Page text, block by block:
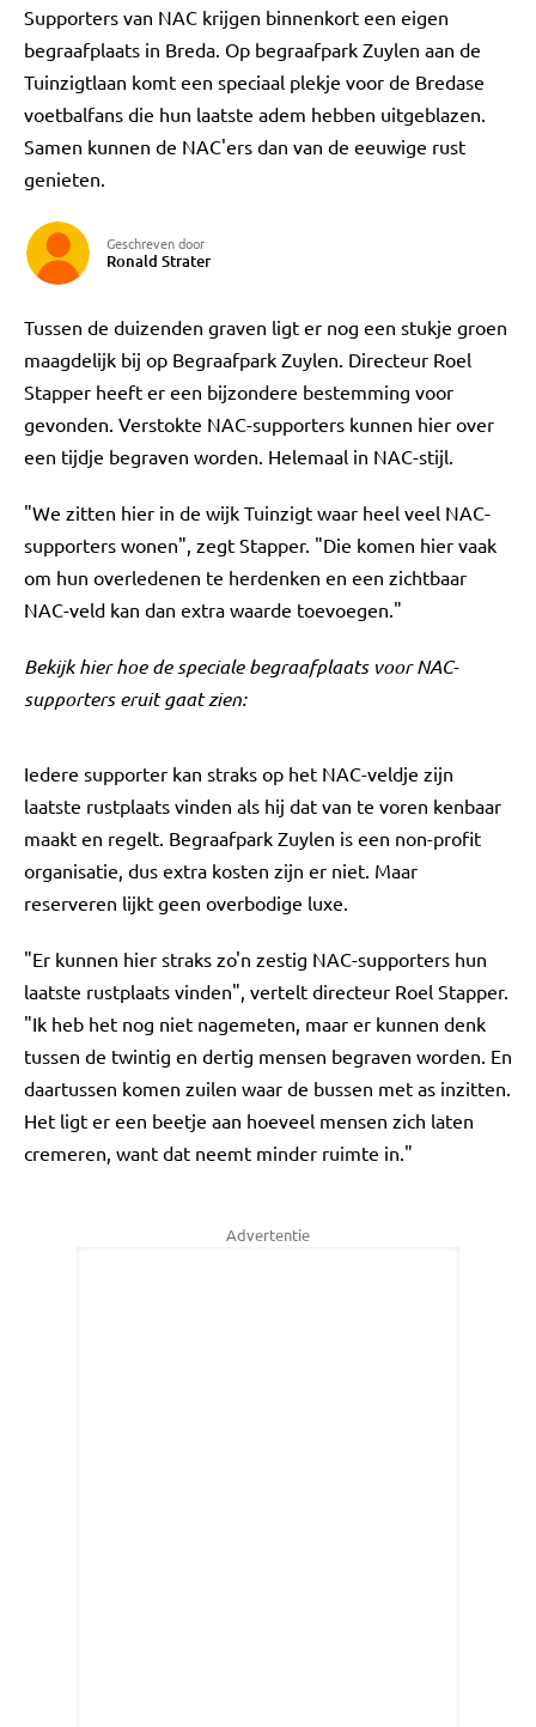
Supporters van NAC krijgen binnenkort een eigen
begraafplaats in Breda. Op begraafpark Zuylen aan de
Tuinzigtlaan komt een speciaal plekje voor de Bredase
voetbalfans die hun laatste adem hebben uitgeblazen.
Samen kunnen de NAC'ers dan van de eeuwige rust
genieten.
Geschreven door
Ronald Strater
Tussen de duizenden graven ligt er nog een stukje groen
maagdelijk bij op Begraafpark Zuylen. Directeur Roel
Stapper heeft er een bijzondere bestemming voor
gevonden. Verstokte NAC-supporters kunnen hier over
een tijdje begraven worden. Helemaal in NAC-stijl.
"We zitten hier in de wijk Tuinzigt waar heel veel NAC-
supporters wonen", zegt Stapper. "Die komen hier vaak
om hun overledenen te herdenken en een zichtbaar
NAC-veld kan dan extra waarde toevoegen."
Bekijk hier hoe de speciale begraafplaats voor NAC-
supporters eruit gaat zien:
Iedere supporter kan straks op het NAC-veldje zijn
laatste rustplaats vinden als hij dat van te voren kenbaar
maakt en regelt. Begraafpark Zuylen is een non-profit
organisatie, dus extra kosten zijn er niet. Maar
reserveren lijkt geen overbodige luxe.
"Er kunnen hier straks zo'n zestig NAC-supporters hun
laatste rustplaats vinden", vertelt directeur Roel Stapper.
"Ik heb het nog niet nagemeten, maar er kunnen denk
tussen de twintig en dertig mensen begraven worden. En
daartussen komen zuilen waar de bussen met as inzitten.
Het ligt er een beetje aan hoeveel mensen zich laten
cremeren, want dat neemt minder ruimte in."
Advertentie